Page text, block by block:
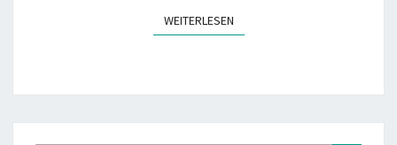
WEITERLESENWEITERLESEN